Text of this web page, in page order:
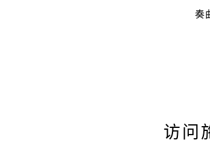
奏
访问